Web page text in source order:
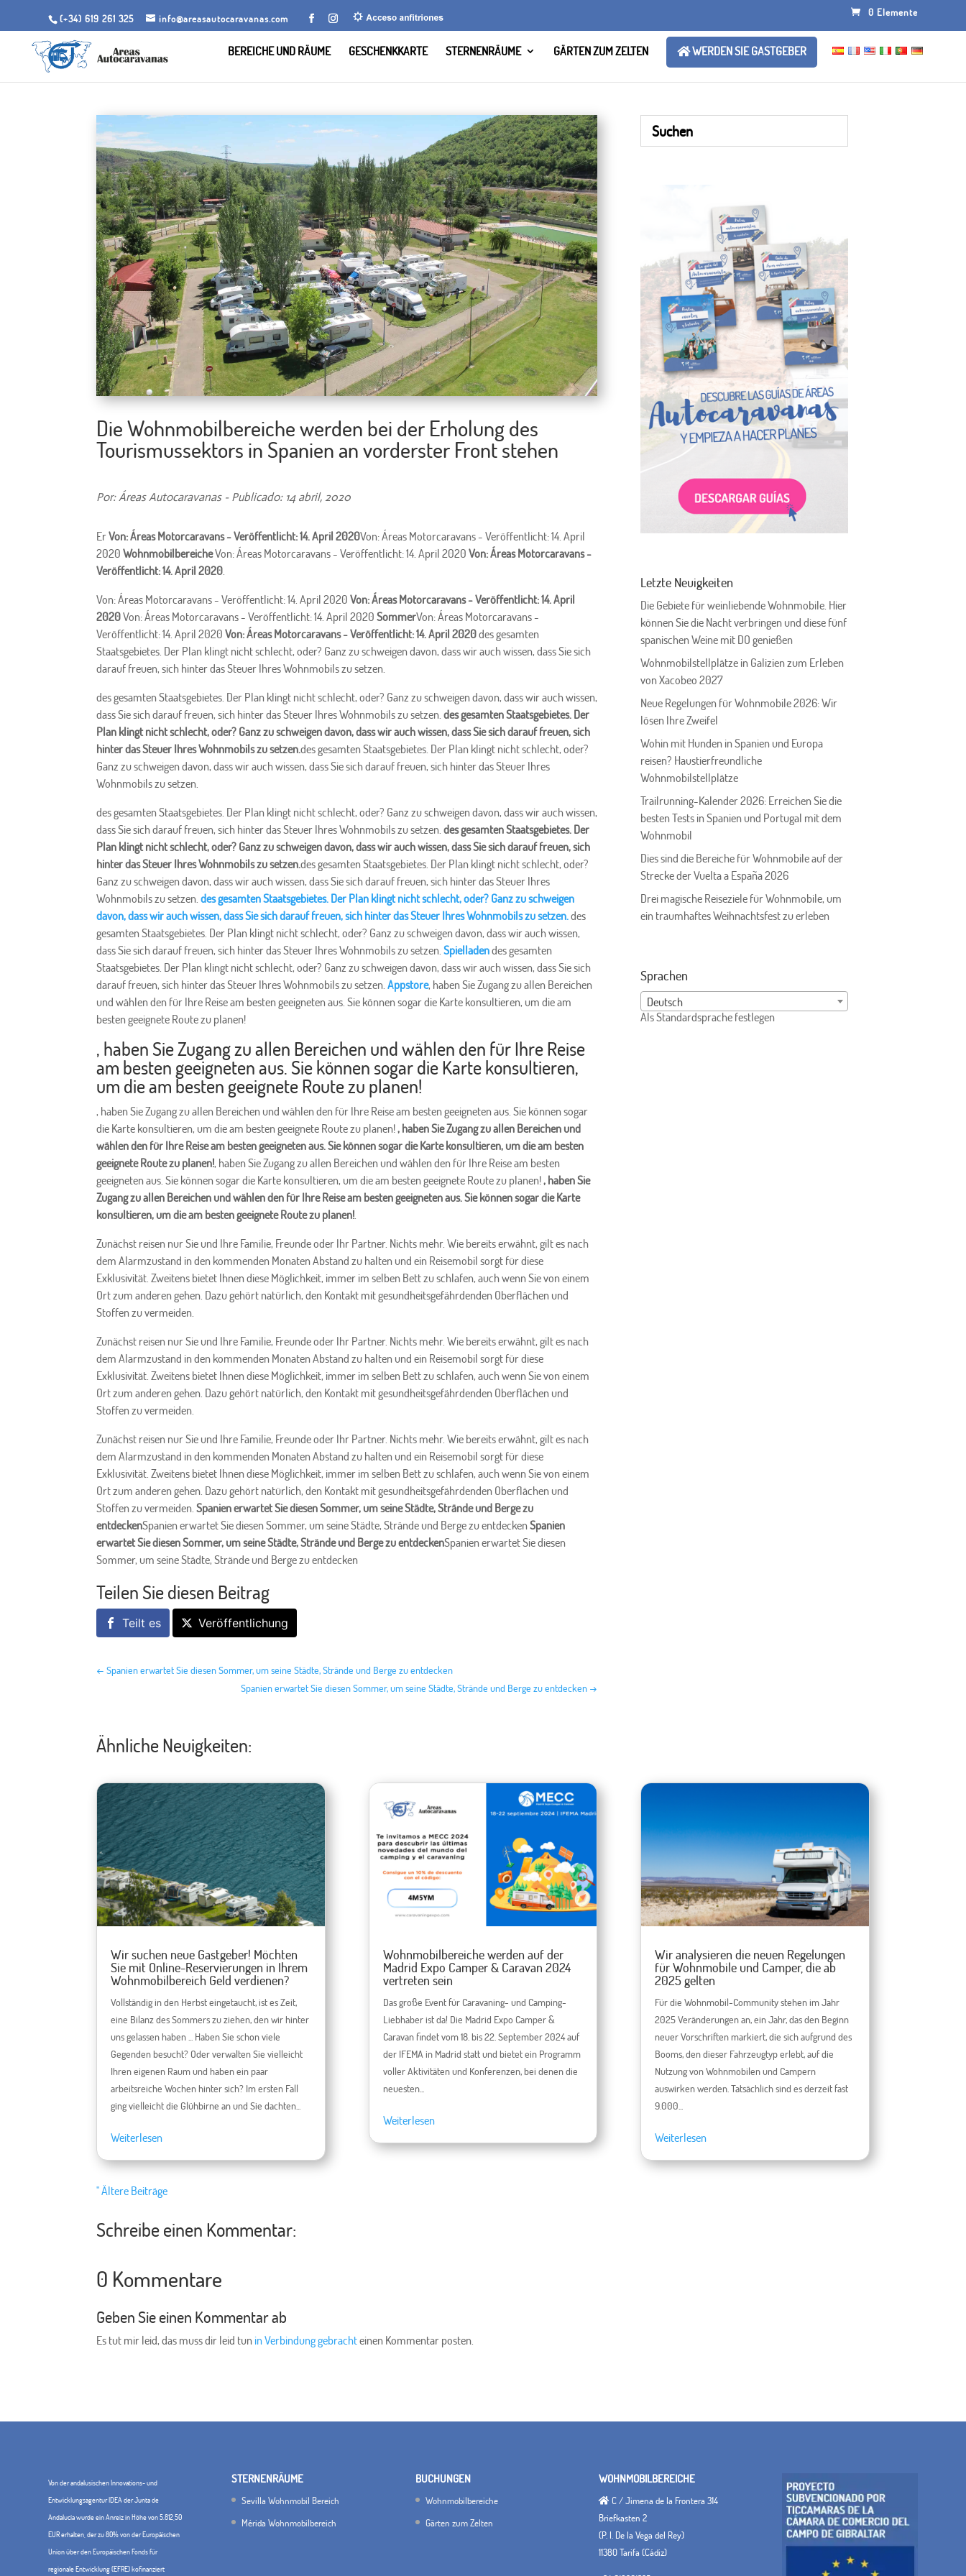
(+34) 619 261 325 info@areasautocaravanas.com
0 Elemente
BEREICHE UND RÄUME GESCHENKKARTE STERNENRÄUME GÄRTEN ZUM ZELTEN WERDEN SIE GASTGEBER
Die Wohnmobilbereiche werden bei der Erholung des
Tourismussektors in Spanien an vorderster Front stehen
Por: Áreas Autocaravanas - Publicado: 14 abril, 2020
ErVon: Áreas Motorcaravans - Veröffentlicht: 14. April 2020Von: Áreas Motorcaravans - Veröffentlicht: 14. April
2020WohnmobilbereicheVon: Áreas Motorcaravans - Veröffentlicht: 14. April 2020Von: Áreas Motorcaravans -
Veröffentlicht: 14. April 2020
Von: Áreas Motorcaravans - Veröffentlicht: 14. April 2020Von: Áreas Motorcaravans - Veröffentlicht: 14. April
2020Von: Áreas Motorcaravans - Veröffentlicht: 14. April 2020SommerVon: Áreas Motorcaravans -
Veröffentlicht: 14. April 2020Von: Áreas Motorcaravans - Veröffentlicht: 14. April 2020des gesamten
Staatsgebietes. Der Plan klingt nicht schlecht, oder? Ganz zu schweigen davon, dass wir auch wissen, dass Sie sich
darauf freuen, sich hinter das Steuer Ihres Wohnmobils zu setzen.
des gesamten Staatsgebietes. Der Plan klingt nicht schlecht, oder? Ganz zu schweigen davon, dass wir auch wissen,
dass Sie sich darauf freuen, sich hinter das Steuer Ihres Wohnmobils zu setzen.des gesamten Staatsgebietes. Der
Plan klingt nicht schlecht, oder? Ganz zu schweigen davon, dass wir auch wissen, dass Sie sich darauf freuen, sich
hinter das Steuer Ihres Wohnmobils zu setzen.des gesamten Staatsgebietes. Der Plan klingt nicht schlecht, oder?
Ganz zu schweigen davon, dass wir auch wissen, dass Sie sich darauf freuen, sich hinter das Steuer Ihres
Wohnmobils zu setzen.
des gesamten Staatsgebietes. Der Plan klingt nicht schlecht, oder? Ganz zu schweigen davon, dass wir auch wissen,
dass Sie sich darauf freuen, sich hinter das Steuer Ihres Wohnmobils zu setzen.des gesamten Staatsgebietes. Der
Plan klingt nicht schlecht, oder? Ganz zu schweigen davon, dass wir auch wissen, dass Sie sich darauf freuen, sich
hinter das Steuer Ihres Wohnmobils zu setzen.des gesamten Staatsgebietes. Der Plan klingt nicht schlecht, oder?
Ganz zu schweigen davon, dass wir auch wissen, dass Sie sich darauf freuen, sich hinter das Steuer Ihres
Wohnmobils zu setzen.des gesamten Staatsgebietes. Der Plan klingt nicht schlecht, oder? Ganz zu schweigen
davon, dass wir auch wissen, dass Sie sich darauf freuen, sich hinter das Steuer Ihres Wohnmobils zu setzen.des
gesamten Staatsgebietes. Der Plan klingt nicht schlecht, oder? Ganz zu schweigen davon, dass wir auch wissen,
dass Sie sich darauf freuen, sich hinter das Steuer Ihres Wohnmobils zu setzen.Spielladendes gesamten
Staatsgebietes. Der Plan klingt nicht schlecht, oder? Ganz zu schweigen davon, dass wir auch wissen, dass Sie sich
darauf freuen, sich hinter das Steuer Ihres Wohnmobils zu setzen.Appstore, haben Sie Zugang zu allen Bereichen
und wählen den für Ihre Reise am besten geeigneten aus. Sie können sogar die Karte konsultieren, um die am
besten geeignete Route zu planen!
, haben Sie Zugang zu allen Bereichen und wählen den für Ihre Reise
am besten geeigneten aus. Sie können sogar die Karte konsultieren,
um die am besten geeignete Route zu planen!
, haben Sie Zugang zu allen Bereichen und wählen den für Ihre Reise am besten geeigneten aus. Sie können sogar
die Karte konsultieren, um die am besten geeignete Route zu planen!, haben Sie Zugang zu allen Bereichen und
wählen den für Ihre Reise am besten geeigneten aus. Sie können sogar die Karte konsultieren, um die am besten
geeignete Route zu planen!, haben Sie Zugang zu allen Bereichen und wählen den für Ihre Reise am besten
geeigneten aus. Sie können sogar die Karte konsultieren, um die am besten geeignete Route zu planen!, haben Sie
Zugang zu allen Bereichen und wählen den für Ihre Reise am besten geeigneten aus. Sie können sogar die Karte
konsultieren, um die am besten geeignete Route zu planen!
Zunächst reisen nur Sie und Ihre Familie, Freunde oder Ihr Partner. Nichts mehr. Wie bereits erwähnt, gilt es nach
dem Alarmzustand in den kommenden Monaten Abstand zu halten und ein Reisemobil sorgt für diese
Exklusivität. Zweitens bietet Ihnen diese Möglichkeit, immer im selben Bett zu schlafen, auch wenn Sie von einem
Ort zum anderen gehen. Dazu gehört natürlich, den Kontakt mit gesundheitsgefährdenden Oberflächen und
Stoffen zu vermeiden.
Zunächst reisen nur Sie und Ihre Familie, Freunde oder Ihr Partner. Nichts mehr. Wie bereits erwähnt, gilt es nach
dem Alarmzustand in den kommenden Monaten Abstand zu halten und ein Reisemobil sorgt für diese
Exklusivität. Zweitens bietet Ihnen diese Möglichkeit, immer im selben Bett zu schlafen, auch wenn Sie von einem
Ort zum anderen gehen. Dazu gehört natürlich, den Kontakt mit gesundheitsgefährdenden Oberflächen und
Stoffen zu vermeiden.
Zunächst reisen nur Sie und Ihre Familie, Freunde oder Ihr Partner. Nichts mehr. Wie bereits erwähnt, gilt es nach
dem Alarmzustand in den kommenden Monaten Abstand zu halten und ein Reisemobil sorgt für diese
Exklusivität. Zweitens bietet Ihnen diese Möglichkeit, immer im selben Bett zu schlafen, auch wenn Sie von einem
Ort zum anderen gehen. Dazu gehört natürlich, den Kontakt mit gesundheitsgefährdenden Oberflächen und
Stoffen zu vermeiden.Spanien erwartet Sie diesen Sommer, um seine Städte, Strände und Berge zu
entdeckenSpanien erwartet Sie diesen Sommer, um seine Städte, Strände und Berge zu entdeckenSpanien
erwartet Sie diesen Sommer, um seine Städte, Strände und Berge zu entdeckenSpanien erwartet Sie diesen
Sommer, um seine Städte, Strände und Berge zu entdecken
Teilen Sie diesen Beitrag
Teilt es Veröffentlichung
←Spanien erwartet Sie diesen Sommer, um seine Städte, Strände und Berge zu entdecken
Spanien erwartet Sie diesen Sommer, um seine Städte, Strände und Berge zu entdecken →
Letzte Neuigkeiten
Die Gebiete für weinliebende Wohnmobile. Hier
können Sie die Nacht verbringen und diese fünf
spanischen Weine mit DO genießen
Wohnmobilstellplätze in Galizien zum Erleben
von Xacobeo 2027
Neue Regelungen für Wohnmobile 2026: Wir
lösen Ihre Zweifel
Wohin mit Hunden in Spanien und Europa
reisen? Haustierfreundliche
Wohnmobilstellplätze
Trailrunning-Kalender 2026: Erreichen Sie die
besten Tests in Spanien und Portugal mit dem
Wohnmobil
Dies sind die Bereiche für Wohnmobile auf der
Strecke der Vuelta a España 2026
Drei magische Reiseziele für Wohnmobile, um
ein traumhaftes Weihnachtsfest zu erleben
Sprachen
Deutsch
Als Standardsprache festlegen
Ähnliche Neuigkeiten:
Wir suchen neue Gastgeber! Möchten
Sie mit Online-Reservierungen in Ihrem
Wohnmobilbereich Geld verdienen?
Vollständig in den Herbst eingetaucht, ist es Zeit,
eine Bilanz des Sommers zu ziehen, den wir hinter
uns gelassen haben ... Haben Sie schon viele
Gegenden besucht? Oder verwalten Sie vielleicht
Ihren eigenen Raum und haben ein paar
arbeitsreiche Wochen hinter sich? Im ersten Fall
ging vielleicht die Glühbirne an und Sie dachten...
Weiterlesen
Wohnmobilbereiche werden auf der
Madrid Expo Camper & Caravan 2024
vertreten sein
Das große Event für Caravaning- und Camping-
Liebhaber ist da! Die Madrid Expo Camper &
Caravan findet vom 18. bis 22. September 2024 auf
der IFEMA in Madrid statt und bietet ein Programm
voller Aktivitäten und Konferenzen, bei denen die
neuesten...
Weiterlesen
Wir analysieren die neuen Regelungen
für Wohnmobile und Camper, die ab
2025 gelten
Für die Wohnmobil-Community stehen im Jahr
2025 Veränderungen an, ein Jahr, das den Beginn
neuer Vorschriften markiert, die sich aufgrund des
Booms, den dieser Fahrzeugtyp erlebt, auf die
Nutzung von Wohnmobilen und Campern
auswirken werden. Tatsächlich sind es derzeit fast
9.000...
Weiterlesen
" Ältere Beiträge
Schreibe einen Kommentar:
0 Kommentare
Geben Sie einen Kommentar ab
Es tut mir leid, das muss dir leid tun in Verbindung gebrachteinen Kommentar posten.
Von der andalusischen Innovations- und
Entwicklungsagentur IDEA der Junta de
Andalucía wurde ein Anreiz in Höhe von 5.812,50
EUR erhalten, der zu 80% von der Europäischen
Union über den Europäischen Fonds für
regionale Entwicklung (EFRE) kofinanziert
STERNENRÄUME
Sevilla Wohnmobil Bereich
Mérida Wohnmobilbereich
BUCHUNGEN
Wohnmobilbereiche
Gärten zum Zelten
WOHNMOBILBEREICHE
C / Jimena de la Frontera 314
Briefkasten 2
(P. I. De la Vega del Rey)
11380 Tarifa (Cádiz)